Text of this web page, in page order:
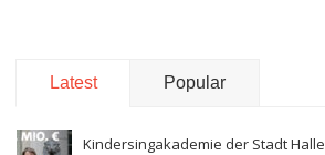
Latest Popular
Kindersingakademie der Stadt